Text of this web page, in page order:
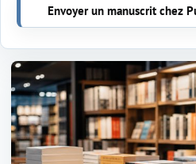
Envoyer un manuscrit chez